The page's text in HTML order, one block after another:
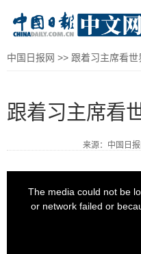
中国日报网 >> 跟着习主席看世
跟着习主席看
来源：中国日